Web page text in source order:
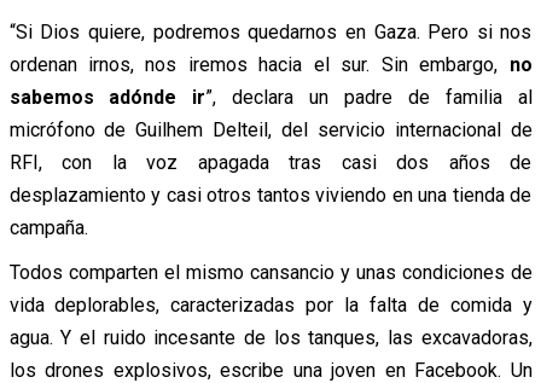
“Si Dios quiere, podremos quedarnos en Gaza. Pero si nos
ordenan irnos, nos iremos hacia el sur. Sin embargo, no
sabemos adónde ir”, declara un padre de familia al
micrófono de Guilhem Delteil, del servicio internacional de
RFI, con la voz apagada tras casi dos años de
desplazamiento y casi otros tantos viviendo en una tienda de
campaña.
Todos comparten el mismo cansancio y unas condiciones de
vida deplorables, caracterizadas por la falta de comida y
agua. Y el ruido incesante de los tanques, las excavadoras,
los drones explosivos, escribe una joven en Facebook. Un